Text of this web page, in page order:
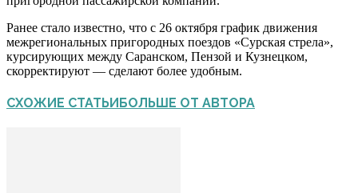
Ранее стало известно, что c 26 октября график движения
межрегиональных пригородных поездов «Сурская стрела»,
курсирующих между Саранском, Пензой и Кузнецком,
скорректируют — сделают более удобным.
СХОЖИЕ СТАТЬИБОЛЬШЕ ОТ АВТОРА